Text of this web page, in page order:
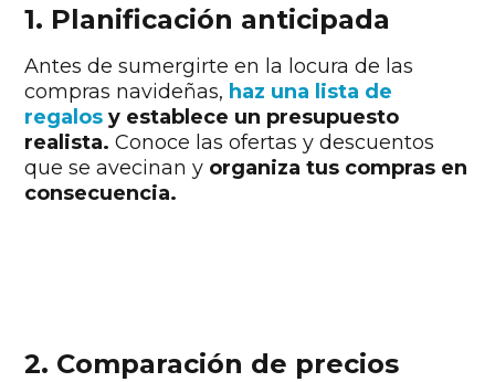
1. Planificación anticipada
Antes de sumergirte en la locura de las
compras navideñas, haz una lista de
regalos y establece un presupuesto
realista. Conoce las ofertas y descuentos
que se avecinan y organiza tus compras en
consecuencia.
2. Comparación de precios